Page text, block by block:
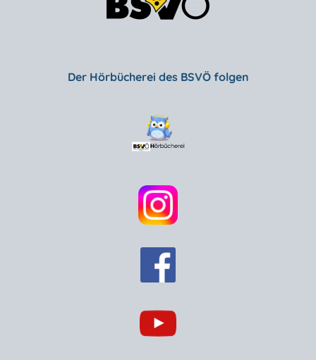
Der Hörbücherei des BSVÖ folgen